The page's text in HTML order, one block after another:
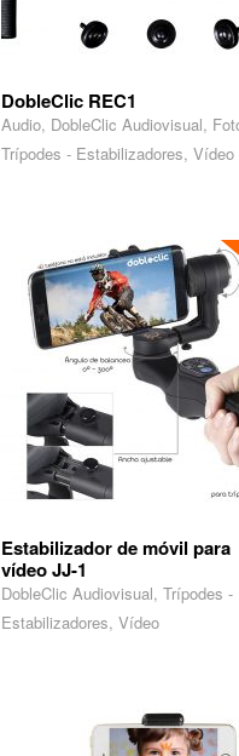
DobleClic REC1
Audio, DobleClic Audiovisual,
Trípodes - Estabilizadores, Vídeo
Estabilizador de móvil para
vídeo JJ-1
DobleClic Audiovisual, Trípodes -
Estabilizadores, Vídeo